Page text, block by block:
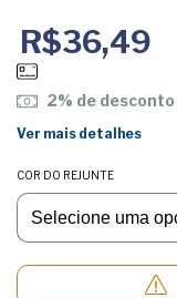
R$36,49
2% de desconto
Ver mais detalhes
COR DO REJUNTE